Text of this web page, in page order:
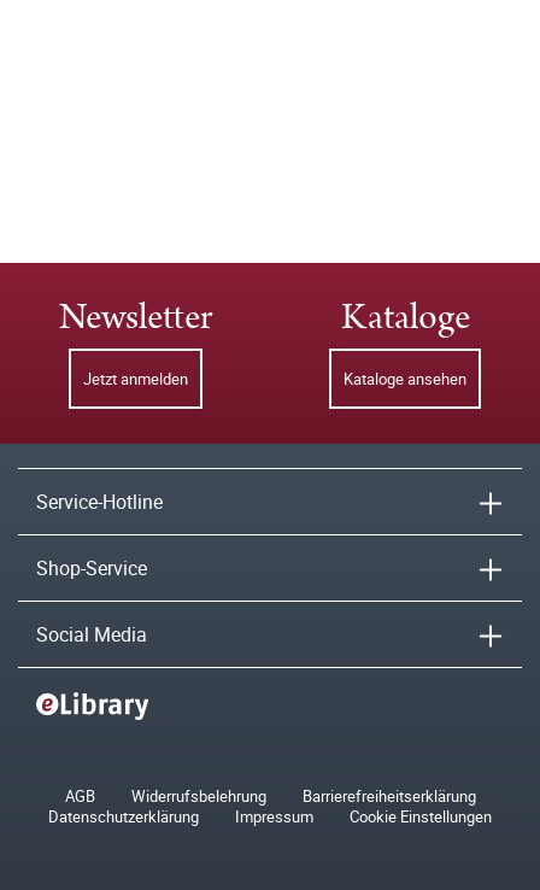
Newsletter
Jetzt anmelden
Kataloge
Kataloge ansehen
Service-Hotline
Shop-Service
Social Media
AGB Widerrufsbelehrung
Barrierefreiheitserklärung
Datenschutzerklärung
Impressum Cookie Einstellungen